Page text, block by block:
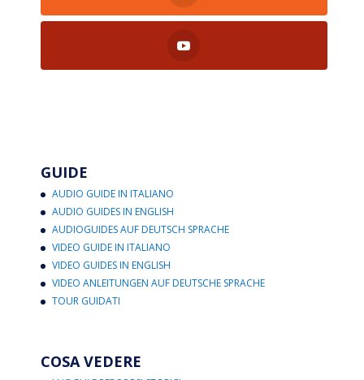
GUIDE
AUDIO GUIDE IN ITALIANO
AUDIO GUIDES IN ENGLISH
AUDIOGUIDES AUF DEUTSCH SPRACHE
VIDEO GUIDE IN ITALIANO
VIDEO GUIDES IN ENGLISH
VIDEO ANLEITUNGEN AUF DEUTSCHE SPRACHE
TOUR GUIDATI
COSA VEDERE